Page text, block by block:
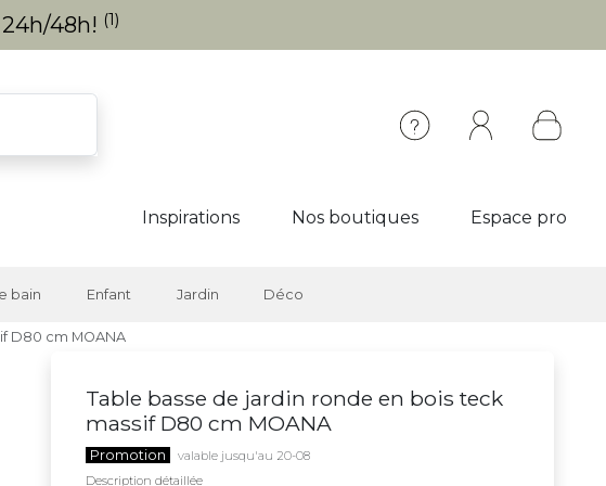
48h! (1)
Inspirations Nos boutiques Espace pro
bain Enfant Jardin Déco
D80 cm MOANA
Table basse de jardin ronde en bois teck
massif D80 cm MOANA
Promotion
valable jusqu'au 20-08
Description détaillée